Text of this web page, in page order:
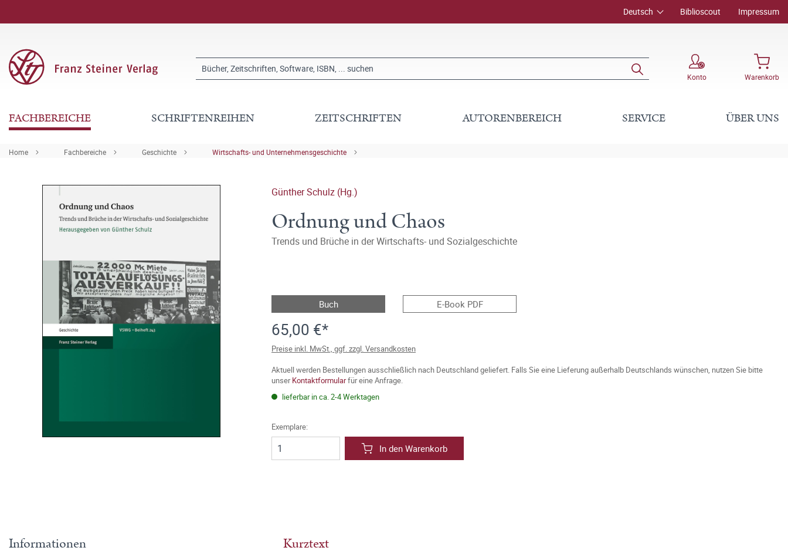
Deutsch Biblioscout Impressum
Konto Warenkorb
FACHBEREICHE SCHRIFTENREIHEN ZEITSCHRIFTEN AUTORENBEREICH SERVICE ÜBER UNS
Home Fachbereiche Geschichte Wirtschafts- und Unternehmensgeschichte
Günther Schulz (Hg.)
Ordnung und Chaos
Trends und Brüche in der Wirtschafts- und Sozialgeschichte
Buch E-Book PDF
65,00 €*
Preise inkl. MwSt., ggf. zzgl. Versandkosten
Aktuell werden Bestellungen ausschließlich nach Deutschland geliefert. Falls Sie eine Lieferung außerhalb Deutschlands wünschen, nutzen Sie bitte
unserKontaktformularfür eine Anfrage.
lieferbar in ca. 2-4 Werktagen
Exemplare:
In den Warenkorb
Kurztext
Informationen